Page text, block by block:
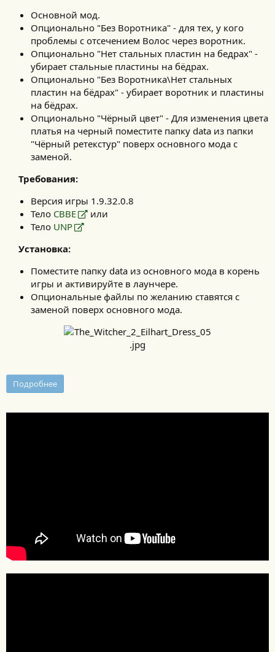
Основной мод.
Опционально "Без Воротника" - для тех, у кого
проблемы с отсечением Волос через воротник.
Опционально "Нет стальных пластин на бедрах" -
убирает стальные пластины на бёдрах.
Опционально "Без Воротника\Нет стальных
пластин на бёдрах" - убирает воротник и пластины
на бёдрах.
Опционально "Чёрный цвет" - Для изменения цвета
платья на черный поместите папку data из папки
"Чёрный ретекстур" поверх основного мода с
заменой.
Требования:
Версия игры 1.9.32.0.8
Тело CBBE
или
Тело UNP
Установка:
Поместите папку data из основного мода в корень
игры и активируйте в лаунчере.
Опциональные файлы по желанию ставятся с
заменой поверх основного мода.
Подробнее